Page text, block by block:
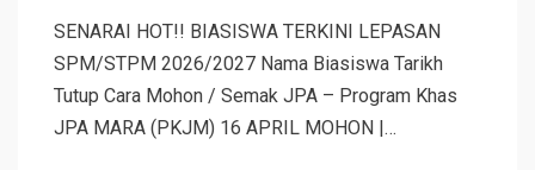
SENARAI HOT!! BIASISWA TERKINI LEPASAN
SPM/STPM 2026/2027 Nama Biasiswa Tarikh
Tutup Cara Mohon / Semak JPA – Program Khas
JPA MARA (PKJM) 16 APRIL MOHON |…